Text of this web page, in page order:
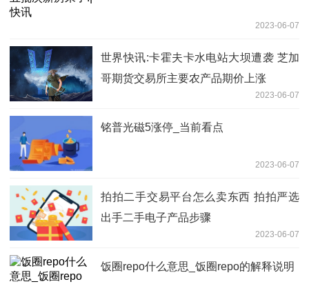
2023-06-07
世界快讯:卡霍夫卡水电站大坝遭袭 芝加
哥期货交易所主要农产品期价上涨
2023-06-07
铭普光磁5涨停_当前看点
2023-06-07
拍拍二手交易平台怎么卖东西 拍拍严选
出手二手电子产品步骤
2023-06-07
饭圈repo什么意思_饭圈repo的解释说明